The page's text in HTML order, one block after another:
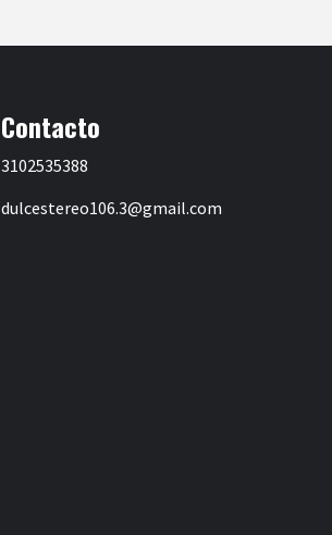
Contacto
3102535388
dulcestereo106.3@gmail.com